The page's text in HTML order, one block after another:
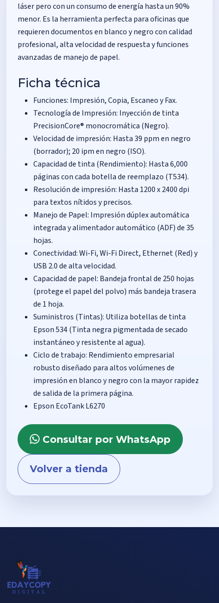
láser pero con un consumo de energía hasta un 90%
menor. Es la herramienta perfecta para oficinas que
requieren documentos en blanco y negro con calidad
profesional, alta velocidad de respuesta y funciones
avanzadas de manejo de papel.
Ficha técnica
Funciones: Impresión, Copia, Escaneo y Fax.
Tecnología de Impresión: Inyección de tinta
PrecisionCore® monocromática (Negro).
Velocidad de impresión: Hasta 39 ppm en negro
(borrador); 20 ipm en negro (ISO).
Capacidad de tinta (Rendimiento): Hasta 6,000
páginas con cada botella de reemplazo (T534).
Resolución de impresión: Hasta 1200 x 2400 dpi
para textos nítidos y precisos.
Manejo de Papel: Impresión dúplex automática
integrada y alimentador automático (ADF) de 35
hojas.
Conectividad: Wi-Fi, Wi-Fi Direct, Ethernet (Red) y
USB 2.0 de alta velocidad.
Capacidad de papel: Bandeja frontal de 250 hojas
(protege el papel del polvo) más bandeja trasera
de 1 hoja.
Suministros (Tintas): Utiliza botellas de tinta
Epson 534 (Tinta negra pigmentada de secado
instantáneo y resistente al agua).
Ciclo de trabajo: Rendimiento empresarial
robusto diseñado para altos volúmenes de
impresión en blanco y negro con la mayor rapidez
de salida de la primera página.
Epson EcoTank L6270
Consultar por WhatsApp
Volver a tienda